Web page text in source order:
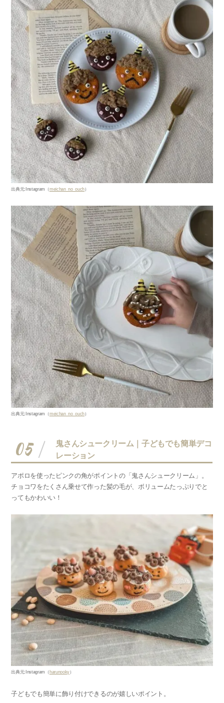
出典元:Instagram （meichan_no_ouch）
出典元:Instagram （meichan_no_ouch）
05
鬼さんシュークリーム｜子どもでも簡単デコ
レーション
アポロを使ったピンクの角がポイントの「鬼さんシュークリーム」。
チョコワをたくさん乗せて作った髪の毛が、ボリュームたっぷりでと
ってもかわいい！
出典元:Instagram （ harunooky）
子どもでも簡単に飾り付けできるのが嬉しいポイント。